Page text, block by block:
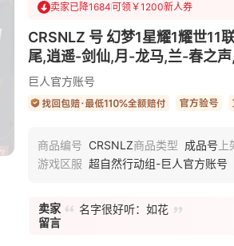
卖家已降1684可领￥1200新人券
CRSNLZ 号 幻梦1星耀1耀世
尾,逍遥-剑仙,月-龙马,兰-春之
巨人官方账号
商品编号 CRSNLZ商品类型 成品号
游戏区服 超自然行动组-巨人官方账号
卖家
留言
名字很好听：如花